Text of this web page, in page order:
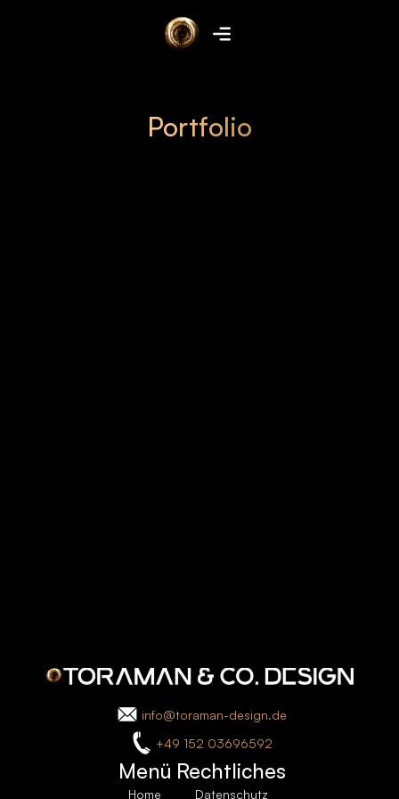
Portfolio
info@toraman-design.de
+49 152 03696592
Menü
Home
Rechtliches
Datenschutz